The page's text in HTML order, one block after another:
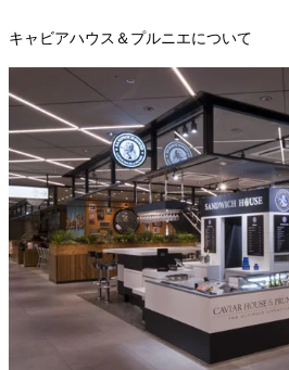
キャビアハウス＆プルニエについて